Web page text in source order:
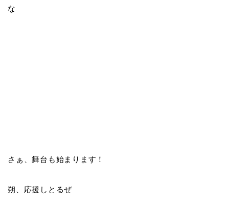
な
さぁ、舞台も始まります！
朔、応援しとるぜ